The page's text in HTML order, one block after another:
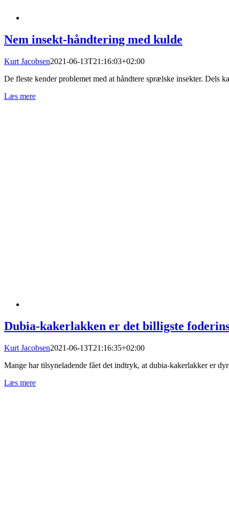
Nem insekt-håndtering med kulde
Kurt Jacobsen2021-06-13T21:16:03+02:00
De fleste kender problemet med at håndtere sprælske insekter. Dels
Læs mere
Dubia-kakerlakken er det billigste
Kurt Jacobsen2021-06-13T21:16:35+02:00
Mange har tilsyneladende fået det indtryk, at dubia-kakerlakker er
Læs mere